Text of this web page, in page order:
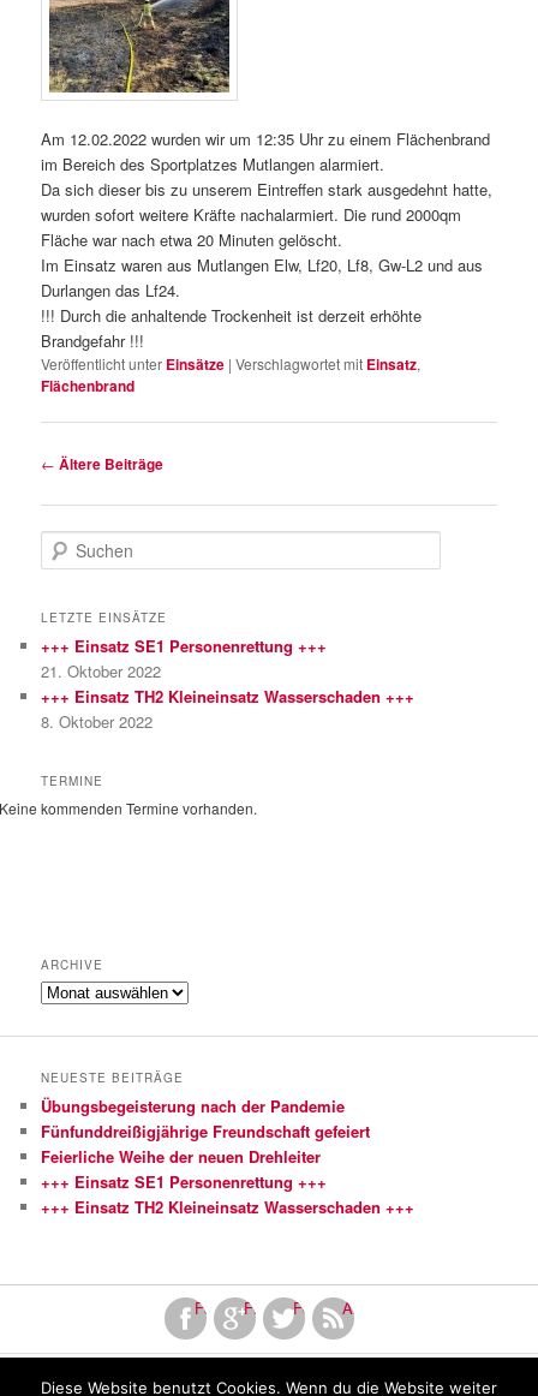
Am 12.02.2022 wurden wir um 12:35 Uhr zu einem Flächenbrand
im Bereich des Sportplatzes Mutlangen alarmiert.
Da sich dieser bis zu unserem Eintreffen stark ausgedehnt hatte,
wurden sofort weitere Kräfte nachalarmiert. Die rund 2000qm
Fläche war nach etwa 20 Minuten gelöscht.
Im Einsatz waren aus Mutlangen Elw, Lf20, Lf8, Gw-L2 und aus
Durlangen das Lf24.
!!! Durch die anhaltende Trockenheit ist derzeit erhöhte
Brandgefahr !!!
Veröffentlicht unter Einsätze |Verschlagwortet mit Einsatz,
Flächenbrand
Beitragsnavigation
← Ältere Beiträge
u
h
n
LETZTE EINSÄTZE
+++ Einsatz SE1 Personenrettung +++
21. Oktober 2022
+++ Einsatz TH2 Kleineinsatz Wasserschaden +++
8. Oktober 2022
TERMINE
Keine kommenden Termine vorhanden.
ARCHIVE
Archive
NEUESTE BEITRÄGE
Übungsbegeisterung nach der Pandemie
Fünfunddreißigjährige Freundschaft gefeiert
Feierliche Weihe der neuen Drehleiter
+++ Einsatz SE1 Personenrettung +++
+++ Einsatz TH2 Kleineinsatz Wasserschaden +++
FacebookFinde uns bei Google+
Folge uns bei Twitter!
Abonniere unseren RSS
Diese Website benutzt Cookies. Wenn du die Website weiter